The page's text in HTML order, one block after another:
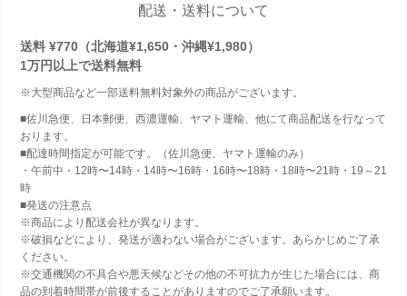
配送・送料について
送料 ¥770（北海道¥1,650・沖縄¥1,980）
1万円以上で送料無料
※大型商品など一部送料無料対象外の商品がございます。
■佐川急便、日本郵便、西濃運輸、ヤマト運輸、他にて商品配送を行なって
おります。
■配達時間指定が可能です。（佐川急便、ヤマト運輸のみ）
・午前中・12時〜14時・14時〜16時・16時〜18時・18時〜21時・19～21
時
■発送の注意点
※商品により配送会社が異なります。
※破損などにより、発送が適わない場合がございます。あらかじめご了承
ください。
※交通機関の不具合や悪天候などその他の不可抗力が生じた場合には、商
品の到着時間帯が前後することがありますのでご了承願います。